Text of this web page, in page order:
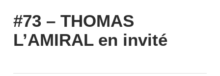
#73 – THOMAS
L’AMIRAL en invité